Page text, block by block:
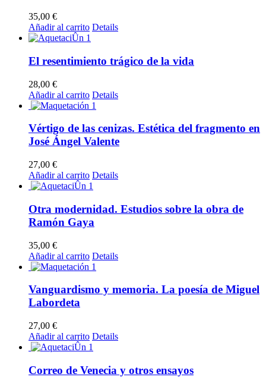
35,00 €
Añadir al carrito Details
El resentimiento trágico de la vida
28,00 €
Añadir al carrito Details
Vértigo de las cenizas. Estética del fragmento en
José Ángel Valente
27,00 €
Añadir al carrito Details
Otra modernidad. Estudios sobre la obra de
Ramón Gaya
35,00 €
Añadir al carrito Details
Vanguardismo y memoria. La poesía de Miguel
Labordeta
27,00 €
Añadir al carrito Details
Correo de Venecia y otros ensayos